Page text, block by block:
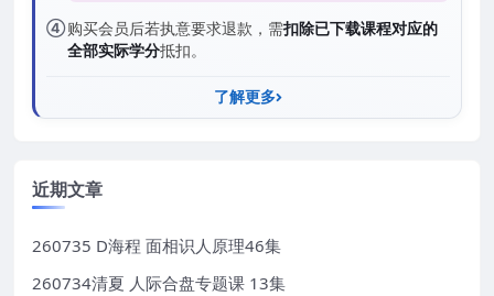
④购买会员后若执意要求退款，需扣除已下载课程对应的
全部实际学分抵扣。
了解更多
近期文章
260735 D海程 面相识人原理46集
260734清夏 人际合盘专题课 13集